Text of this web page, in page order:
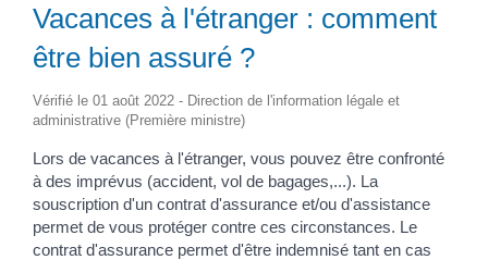
Vacances à l'étranger : comment
être bien assuré ?
Vérifié le 01 août 2022 - Direction de l'information légale et
administrative (Première ministre)
Lors de vacances à l'étranger, vous pouvez être confronté
à des imprévus (accident, vol de bagages,...). La
souscription d'un contrat d'assurance et/ou d'assistance
permet de vous protéger contre ces circonstances. Le
contrat d'assurance permet d'être indemnisé tant en cas